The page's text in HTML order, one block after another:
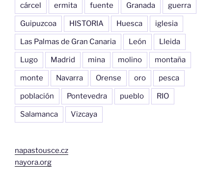
cárcel ermita fuente Granada guerra
Guipuzcoa HISTORIA Huesca iglesia
Las Palmas de Gran Canaria León Lleida
Lugo Madrid mina molino montaña
monte Navarra Orense oro pesca
población Pontevedra pueblo RIO
Salamanca Vizcaya
napastousce.cz
nayora.org